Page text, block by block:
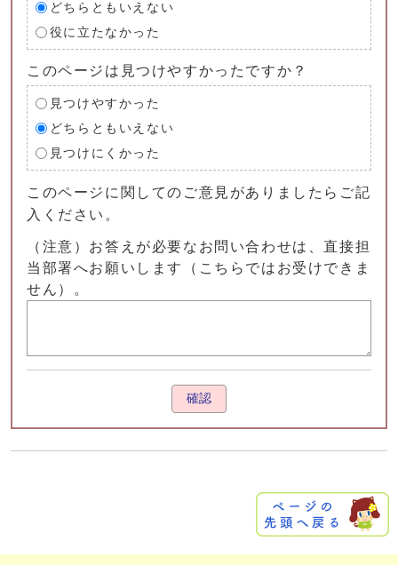
どちらともいえない
役に立たなかった
このページは見つけやすかったですか？
見つけやすかった
どちらともいえない
見つけにくかった
このページに関してのご意見がありましたらご記
入ください。
（注意）お答えが必要なお問い合わせは、直接担
当部署へお願いします（こちらではお受けできま
せん）。
確認